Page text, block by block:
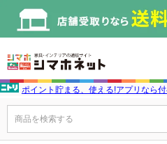
ポイント貯まる、使える!アプリなら
商品を検索する